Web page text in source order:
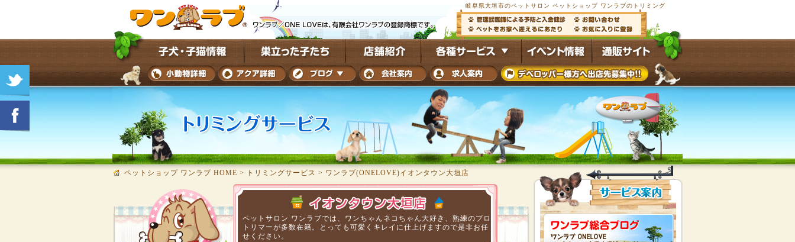
岐阜県大垣市のペットサロン ペットショップ ワンラブのトリミング
ペットショップ ワンラブ HOME > トリミングサービス > ワンラブ(ONELOVE)イオンタウン大垣店
ペットサロン ワンラブでは、ワンちゃんネコちゃん大好き、熟練のプロ
トリマーが多数在籍。とっても可愛くキレイに仕上げますので是非お任
せください。